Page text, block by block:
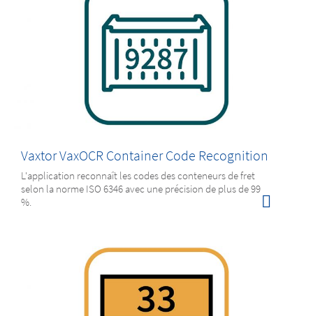
Vaxtor VaxOCR Container Code Recognition
L'application reconnaît les codes des conteneurs de fret
selon la norme ISO 6346 avec une précision de plus de 99
%.